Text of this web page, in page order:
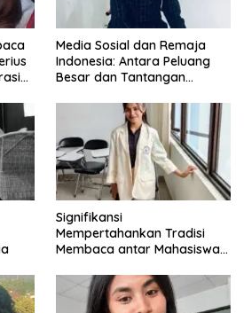
Media Sosial dan Remaja
Indonesia: Antara Peluang
Besar dan Tantangan
Signifikansi
Mempertahankan Tradisi
Membaca antar Mahasiswa